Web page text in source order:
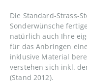
Die Standard-Strass-
Sonderwünsche
natürlich auch Ihre
für das Anbringen
inklusive Material
verstehen sich inkl.
(Stand 2012).